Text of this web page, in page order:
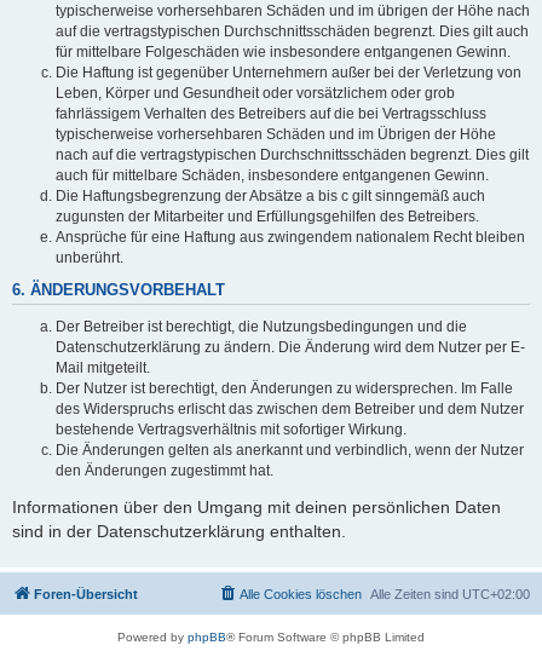
typischerweise vorhersehbaren Schäden und im übrigen der Höhe nach
auf die vertragstypischen Durchschnittsschäden begrenzt. Dies gilt auch
für mittelbare Folgeschäden wie insbesondere entgangenen Gewinn.
Die Haftung ist gegenüber Unternehmern außer bei der Verletzung von
Leben, Körper und Gesundheit oder vorsätzlichem oder grob
fahrlässigem Verhalten des Betreibers auf die bei Vertragsschluss
typischerweise vorhersehbaren Schäden und im Übrigen der Höhe
nach auf die vertragstypischen Durchschnittsschäden begrenzt. Dies gilt
auch für mittelbare Schäden, insbesondere entgangenen Gewinn.
Die Haftungsbegrenzung der Absätze a bis c gilt sinngemäß auch
zugunsten der Mitarbeiter und Erfüllungsgehilfen des Betreibers.
Ansprüche für eine Haftung aus zwingendem nationalem Recht bleiben
unberührt.
6. ÄNDERUNGSVORBEHALT
Der Betreiber ist berechtigt, die Nutzungsbedingungen und die
Datenschutzerklärung zu ändern. Die Änderung wird dem Nutzer per E-
Mail mitgeteilt.
Der Nutzer ist berechtigt, den Änderungen zu widersprechen. Im Falle
des Widerspruchs erlischt das zwischen dem Betreiber und dem Nutzer
bestehende Vertragsverhältnis mit sofortiger Wirkung.
Die Änderungen gelten als anerkannt und verbindlich, wenn der Nutzer
den Änderungen zugestimmt hat.
Informationen über den Umgang mit deinen persönlichen Daten
sind in der Datenschutzerklärung enthalten.
Foren-Übersicht Alle Zeiten sind UTC+02:00
Alle Cookies löschen
Powered by phpBB® Forum Software © phpBB Limited